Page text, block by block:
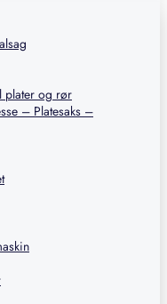
plater og rør
– Platesaks –